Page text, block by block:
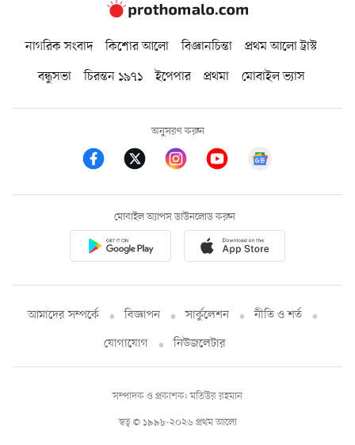
নাগরিক সংবাদ কিশোর আলো বিজ্ঞানচিন্তা
প্রথম আলো ট্রাস্ট
বন্ধুসভা
চিরন্তন ১৯৭১ ইপেপার প্রথমা মোবাইল ভ্যাস
অনুসরণ করুন
মোবাইল অ্যাপস ডাউনলোড করুন
আমাদের সম্পর্কে বিজ্ঞাপন সার্কুলেশন
নীতি ও শর্ত
যোগাযোগ
নিউজলেটার
স্বত্ব © ১৯৯৮-২০২৬ প্রথম আলো
সম্পাদক ও প্রকাশক: মতিউর রহমান